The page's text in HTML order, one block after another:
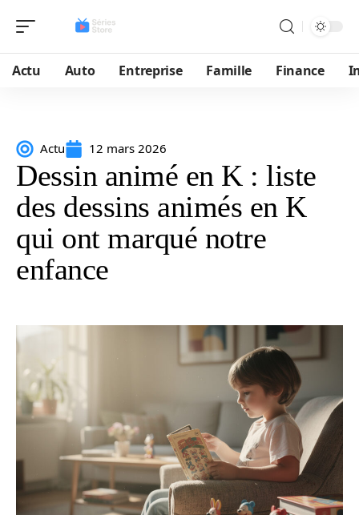
Actu Auto Entreprise Famille Finance
Actu 12 mars 2026
Dessin animé en K : liste
des dessins animés en K
qui ont marqué notre
enfance